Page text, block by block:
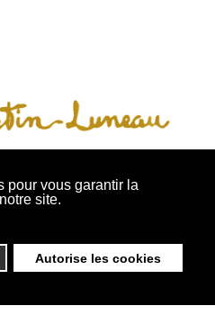
pour vous garantir la
site.
Autorise les cookies
prenez RDV